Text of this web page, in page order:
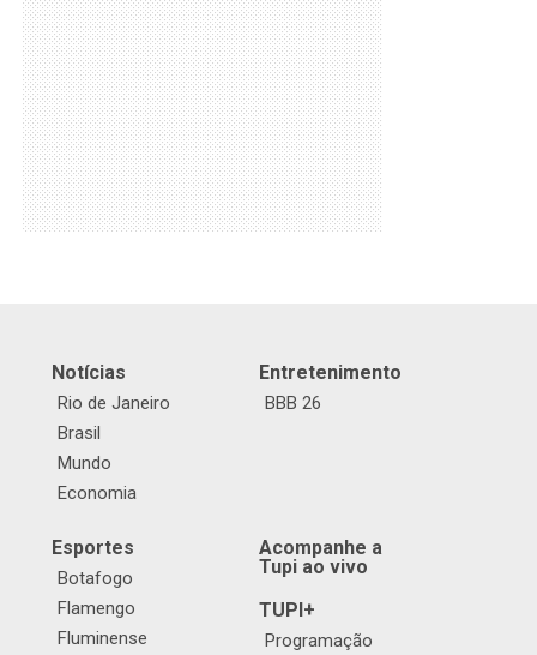
Notícias
Rio de Janeiro
Brasil
Mundo
Economia
Entretenimento
BBB 26
Esportes
Botafogo
Flamengo
Fluminense
Acompanhe a
Tupi ao vivo
TUPI+
Programação